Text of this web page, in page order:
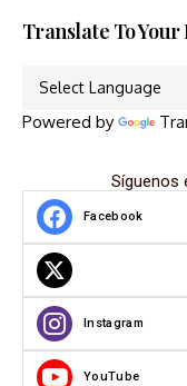
Translate To
Powered by
Síguenos
Facebook
Instagram
YouTube